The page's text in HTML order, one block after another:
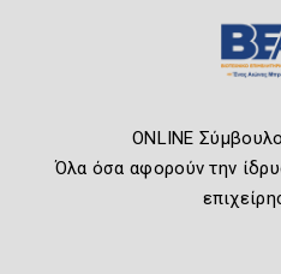
ONLINE
Όλα όσα αφορούν την